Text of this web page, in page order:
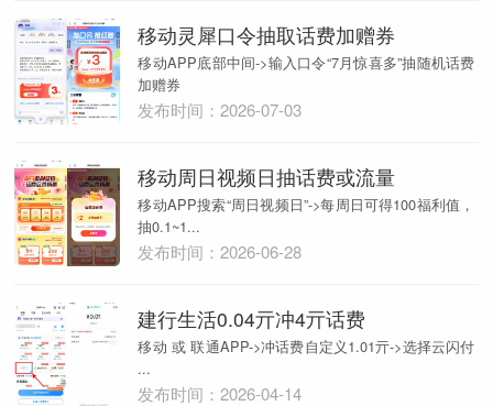
移动灵犀口令抽取话费加赠券
移动APP底部中间->输入口令“7月惊喜多”抽随机话费
加赠券
发布时间：2026-07-03
移动周日视频日抽话费或流量
移动APP搜索“周日视频日”->每周日可得100福利值，
抽0.1~1...
发布时间：2026-06-28
建行生活0.04亓冲4亓话费
移动 或 联通APP->冲话费自定义1.01亓->选择云闪付
...
发布时间：2026-04-14